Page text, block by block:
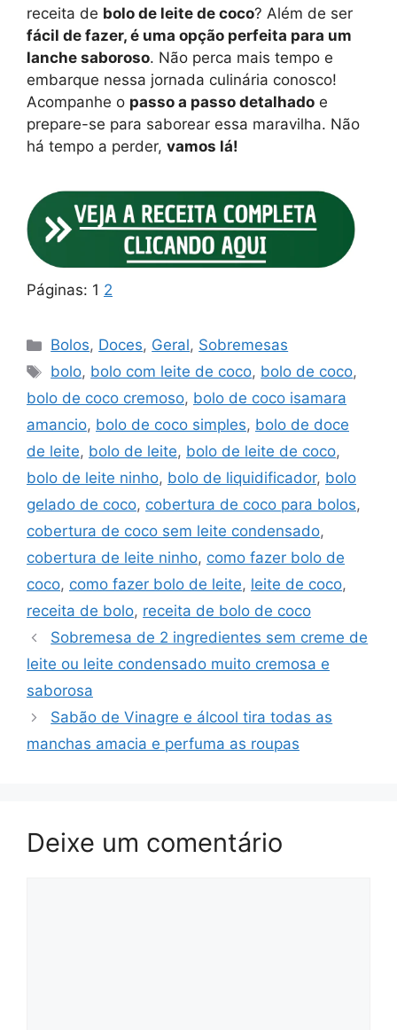
receita de bolo de leite de coco? Além de ser
fácil de fazer, é uma opção perfeita para um
lanche saboroso. Não perca mais tempo e
embarque nessa jornada culinária conosco!
Acompanhe o passo a passo detalhado e
prepare-se para saborear essa maravilha. Não
há tempo a perder, vamos lá!
Páginas: 1 2
Bolos, Doces, Geral, Sobremesas
bolo, bolo com leite de coco, bolo de coco,
bolo de coco cremoso, bolo de coco isamara
amancio, bolo de coco simples, bolo de doce
de leite, bolo de leite, bolo de leite de coco,
bolo de leite ninho, bolo de liquidificador, bolo
gelado de coco, cobertura de coco para bolos,
cobertura de coco sem leite condensado,
cobertura de leite ninho, como fazer bolo de
coco, como fazer bolo de leite, leite de coco,
receita de bolo, receita de bolo de coco
Sobremesa de 2 ingredientes sem creme de
leite ou leite condensado muito cremosa e
saborosa
Sabão de Vinagre e álcool tira todas as
manchas amacia e perfuma as roupas
Deixe um comentário